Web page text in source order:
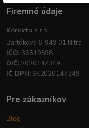
Firemné údaje
Korekta s.r.o.
Bartókova 6, 949 01 Nitra
IČO: 36519898
DIČ: 2020147349
IČ DPH: SK2020147349
Pre zákazníkov
Blog